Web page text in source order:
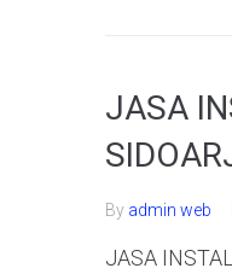
JASA
By admin web
JASA